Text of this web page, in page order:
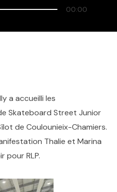
00:00
a accueilli les
Skateboard Street Junior
de Coulounieix-Chamiers.
Thalie et Marina
RLP.